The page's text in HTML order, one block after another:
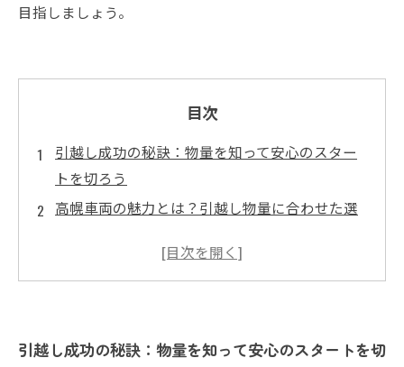
目指しましょう。
目次
引越し成功の秘訣：物量を知って安心のスター
トを切ろう
高幌車両の魅力とは？引越し物量に合わせた選
引越し業者の相場を探る：物量別の価格ガイド
スムーズな引越しを実現するためのポイントま
引越し成功の秘訣：物量を知って安心のスタートを切